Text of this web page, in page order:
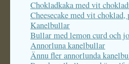
Chokladkaka med vit
Cheesecake med vit
Kanelbullar
Bullar med lemon curd och
Annorluna kanelbullar
Ännu fler annorlunda